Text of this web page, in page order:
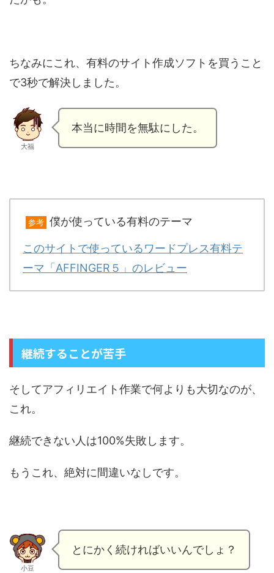
ちなみにこれ、有料のサイト作成ソフトを買うこと
で3秒で解決しました。
大福
本当に時間を無駄にした。
参考 僕が使っている有料のテーマ
このサイトで使っているワードプレス有料テ
ーマ「AFFINGER５」のレビュー
継続することが苦手
そしてアフィリエイト作業で何よりも大切なのが、
これ。
継続できない人は100%失敗します。
もうこれ、絶対に間違いなしです。
小豆
とにかく続ければいいんでしょ？